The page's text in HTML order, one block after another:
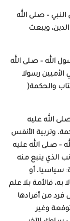
– صلى الله
ويبعث
الله – صلى الله
رسولا
والحكمة(
الله عليه
وتربية الأنفس
– صلى الله عليه
الذي ينبع منه
سياسيا، أو
به، فالأمة بلا علم
فرد من أفرادها
وغير